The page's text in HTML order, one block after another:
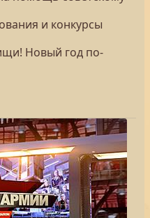
и конкурсы
Новый год по-